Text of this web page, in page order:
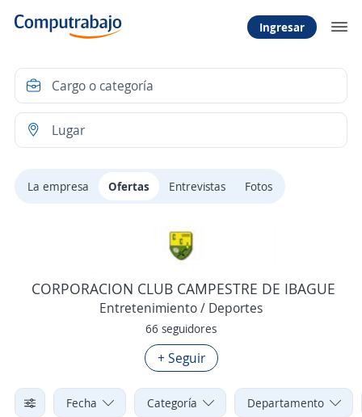
Ingresar
La empresa Ofertas Entrevistas Fotos
CORPORACION CLUB CAMPESTRE DE IBAGUE
Entretenimiento / Deportes
66 seguidores
+ Seguir
Fecha Categoría Departamento